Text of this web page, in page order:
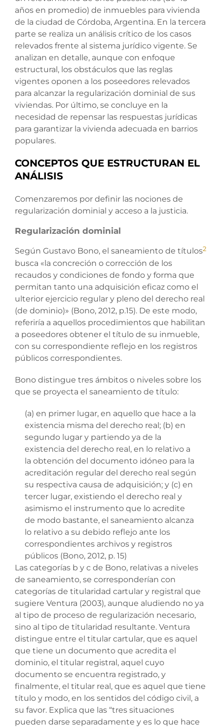
años en promedio) de inmuebles para vivienda
de la ciudad de Córdoba, Argentina. En la tercera
parte se realiza un análisis crítico de los casos
relevados frente al sistema jurídico vigente. Se
analizan en detalle, aunque con enfoque
estructural, los obstáculos que las reglas
vigentes oponen a los poseedores relevados
para alcanzar la regularización dominial de sus
viviendas. Por último, se concluye en la
necesidad de repensar las respuestas jurídicas
para garantizar la vivienda adecuada en barrios
populares.
CONCEPTOS QUE ESTRUCTURAN EL
ANÁLISIS
Comenzaremos por definir las nociones de
regularización dominial y acceso a la justicia.
Regularización dominial
Según Gustavo Bono, el saneamiento de títulos2
busca «la concreción o corrección de los
recaudos y condiciones de fondo y forma que
permitan tanto una adquisición eficaz como el
ulterior ejercicio regular y pleno del derecho real
(de dominio)» (Bono, 2012, p.15). De este modo,
referiría a aquellos procedimientos que habilitan
a poseedores obtener el título de su inmueble,
con su correspondiente reflejo en los registros
públicos correspondientes.
Bono distingue tres ámbitos o niveles sobre los
que se proyecta el saneamiento de título:
(a) en primer lugar, en aquello que hace a la
existencia misma del derecho real; (b) en
segundo lugar y partiendo ya de la
existencia del derecho real, en lo relativo a
la obtención del documento idóneo para la
acreditación regular del derecho real según
su respectiva causa de adquisición; y (c) en
tercer lugar, existiendo el derecho real y
asimismo el instrumento que lo acredite
de modo bastante, el saneamiento alcanza
lo relativo a su debido reflejo ante los
correspondientes archivos y registros
públicos (Bono, 2012, p. 15)
Las categorías b y c de Bono, relativas a niveles
de saneamiento, se corresponderían con
categorías de titularidad cartular y registral que
sugiere Ventura (2003), aunque aludiendo no ya
al tipo de proceso de regularización necesario,
sino al tipo de titularidad resultante. Ventura
distingue entre el titular cartular, que es aquel
que tiene un documento que acredita el
dominio, el titular registral, aquel cuyo
documento se encuentra registrado, y
finalmente, el titular real, que es aquel que tiene
título y modo, en los sentidos del código civil, a
su favor. Explica que las “tres situaciones
pueden darse separadamente y es lo que hace